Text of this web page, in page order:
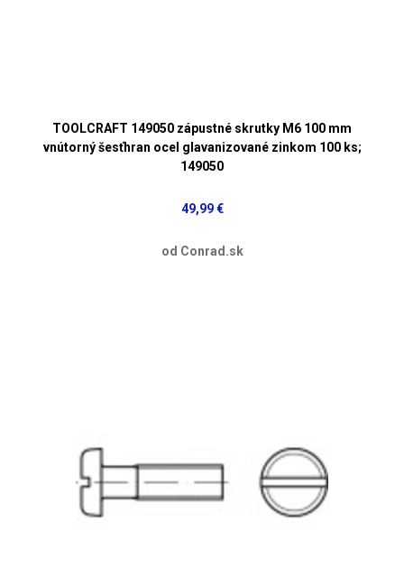
TOOLCRAFT 149050 zápustné skrutky M6 100 mm
vnútorný šesťhran ocel glavanizované zinkom 100 ks;
149050
49,99 €
od Conrad.sk